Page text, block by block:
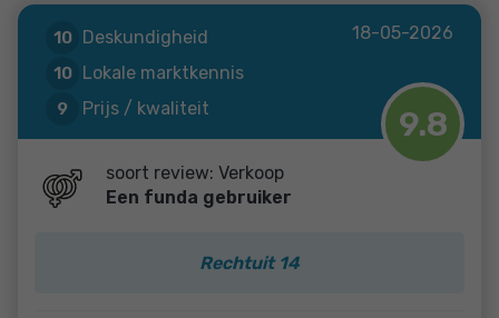
18-05-2026
9.8
10 Deskundigheid
10 Lokale marktkennis
9 Prijs / kwaliteit
10 Service en begeleiding
soort review: Verkoop
Een funda gebruiker
Rechtuit 14